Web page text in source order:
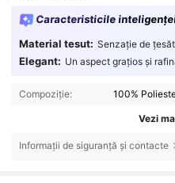
Caracteristicile
Material tesut: Senzație de
Elegant: Un aspect grațios și
Compoziție: 100%
Vezi
Informații de siguranță și contacte